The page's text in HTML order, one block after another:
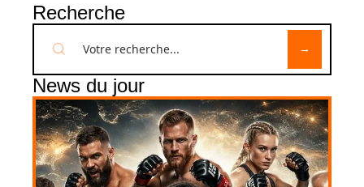
Recherche
News du jour